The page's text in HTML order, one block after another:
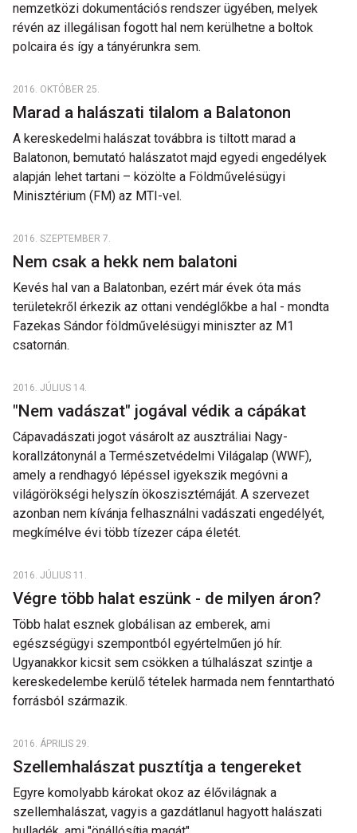
nemzetközi dokumentációs rendszer ügyében, melyek
révén az illegálisan fogott hal nem kerülhetne a boltok
polcaira és így a tányérunkra sem.
2016. OKTÓBER 25.
Marad a halászati tilalom a Balatonon
A kereskedelmi halászat továbbra is tiltott marad a
Balatonon, bemutató halászatot majd egyedi engedélyek
alapján lehet tartani – közölte a Földművelésügyi
Minisztérium (FM) az MTI-vel.
2016. SZEPTEMBER 7.
Nem csak a hekk nem balatoni
Kevés hal van a Balatonban, ezért már évek óta más
területekről érkezik az ottani vendéglőkbe a hal - mondta
Fazekas Sándor földművelésügyi miniszter az M1
csatornán.
2016. JÚLIUS 14.
"Nem vadászat" jogával védik a cápákat
Cápavadászati jogot vásárolt az ausztráliai Nagy-
korallzátonynál a Természetvédelmi Világalap (WWF),
amely a rendhagyó lépéssel igyekszik megóvni a
világörökségi helyszín ökoszisztémáját. A szervezet
azonban nem kívánja felhasználni vadászati engedélyét,
megkímélve évi több tízezer cápa életét.
2016. JÚLIUS 11.
Végre több halat eszünk - de milyen áron?
Több halat esznek globálisan az emberek, ami
egészségügyi szempontból egyértelműen jó hír.
Ugyanakkor kicsit sem csökken a túlhalászat szintje a
kereskedelembe kerülő tételek harmada nem fenntartható
forrásból származik.
2016. ÁPRILIS 29.
Szellemhalászat pusztítja a tengereket
Egyre komolyabb károkat okoz az élővilágnak a
szellemhalászat, vagyis a gazdátlanul hagyott halászati